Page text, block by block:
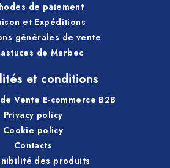
de paiement
et Expéditions
générales de vente
de Marbec
et conditions
Vente E-commerce B2B
Privacy policy
Cookie policy
Contacts
des produits